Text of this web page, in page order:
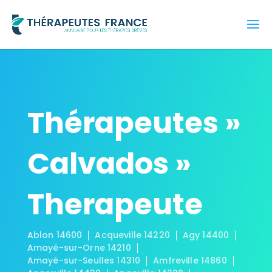
Thérapeutes »
Calvados »
Therapeute
Ablon 14600 Acqueville 14220
Agy 14400
Amayé-sur-Orne 14210
Amayé-sur-Seulles 14310
Amfreville 14860